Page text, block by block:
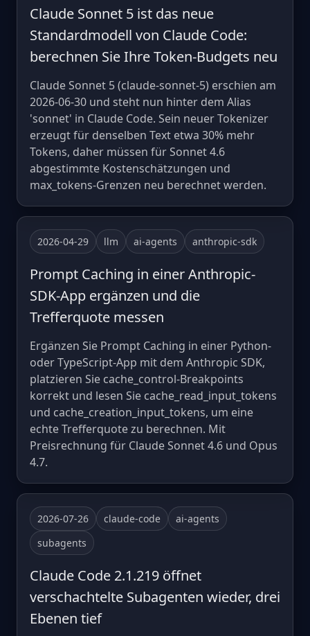
Claude Sonnet 5 ist das neue
Standardmodell von Claude Code:
berechnen Sie Ihre Token-Budgets neu
Claude Sonnet 5 (claude-sonnet-5) erschien am
2026-06-30 und steht nun hinter dem Alias
'sonnet' in Claude Code. Sein neuer Tokenizer
erzeugt für denselben Text etwa 30% mehr
Tokens, daher müssen für Sonnet 4.6
abgestimmte Kostenschätzungen und
max_tokens-Grenzen neu berechnet werden.
2026-04-29 llm ai-agents anthropic-sdk
Prompt Caching in einer Anthropic-
SDK-App ergänzen und die
Trefferquote messen
Ergänzen Sie Prompt Caching in einer Python-
oder TypeScript-App mit dem Anthropic SDK,
platzieren Sie cache_control-Breakpoints
korrekt und lesen Sie cache_read_input_tokens
und cache_creation_input_tokens, um eine
echte Trefferquote zu berechnen. Mit
Preisrechnung für Claude Sonnet 4.6 und Opus
4.7.
2026-07-26 claude-code
ai-agents
subagents
Claude Code 2.1.219 öffnet
verschachtelte Subagenten wieder, drei
Ebenen tief